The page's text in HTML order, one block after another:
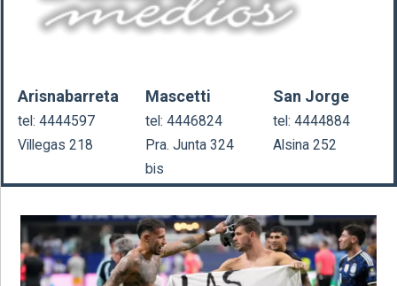
Arisnabarreta
tel: 4444597
Villegas 218
Mascetti
tel: 4446824
Pra. Junta 324
bis
San Jorge
tel: 4444884
Alsina 252